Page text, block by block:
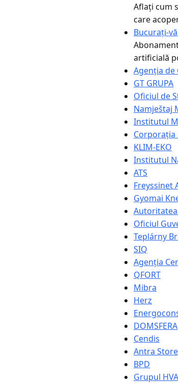
Aflați cum
care
Bucurați-
artificială
Agenția de
GT GRUPA
Oficiul de
Namještaj
Institutul
Corporația
KLIM-EKO
Institutul
ATS
Freyssinet
Gyomai
Oficiul
Teplárny
SIQ
Agenția
QFORT
Mibra
Herz
DOMSFERA
Cendis
Antra Store
BPD
Grupul